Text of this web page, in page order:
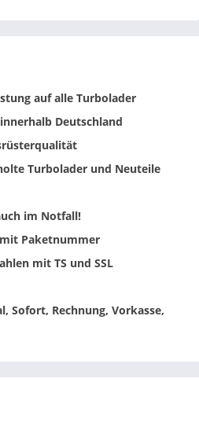
auf alle Turbolader
Deutschland
Turbolader und Neuteile
im Notfall!
Paketnummer
mit TS und SSL
Sofort, Rechnung, Vorkasse,